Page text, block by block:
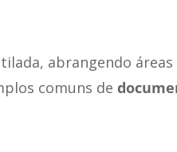
abrangendo áreas
comuns de